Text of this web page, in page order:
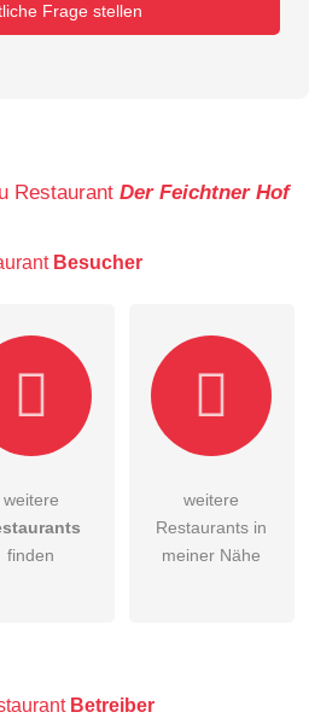
Frage stellen
veröffentlicht)
dieAGB
habe ich zur Kenntnis genommen.
Restaurant Der Feichtner Hof
Besucher
weitere
finden
weitere
Restaurants in
meiner Nähe
Betreiber